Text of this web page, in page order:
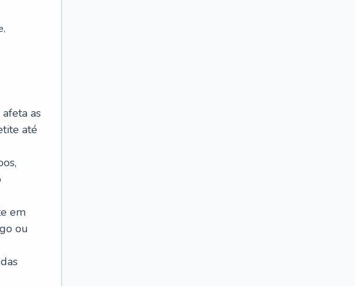
as
até
em
ou